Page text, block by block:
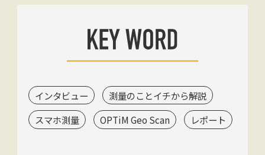
インタビュー
測量のことイチから解説
スマホ測量
OPTiM Geo Scan レポート